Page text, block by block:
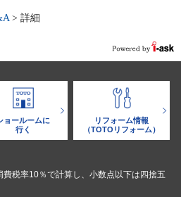
> 詳細
ョールームに
行く
リフォーム情報
（TOTOリフォーム）
税率10％で計算し、小数点以下は四捨五